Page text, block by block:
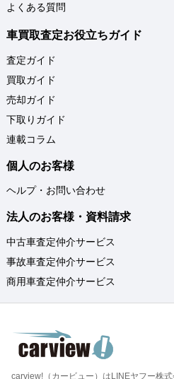
よくある質問
車買取査定お役立ちガイド
査定ガイド
買取ガイド
売却ガイド
下取りガイド
連載コラム
個人のお客様
ヘルプ・お問い合わせ
法人のお客様・資料請求
中古車査定仲介サービス
事故車査定仲介サービス
商用車査定仲介サービス
carview!（カービュー）はLINEヤフー株